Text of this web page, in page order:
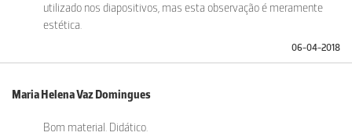
utilizado nos diapositivos, mas esta observação é meramente
estética.
06-04-2018
Maria Helena Vaz Domingues
Bom material. Didático.